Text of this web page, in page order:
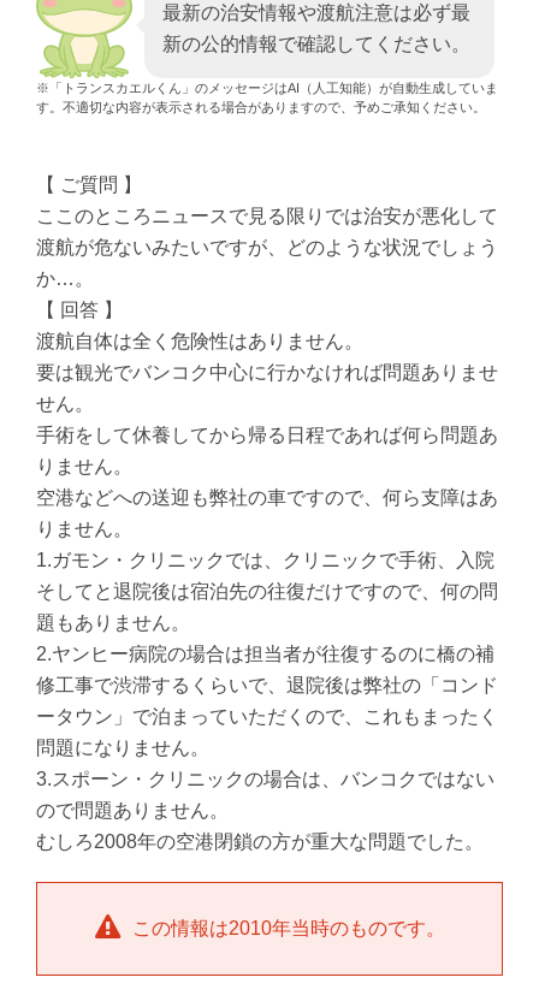
最新の治安情報や渡航注意は必ず最
新の公的情報で確認してください。
※「トランスカエルくん」のメッセージはAI（人工知能）が自動生成していま
す。不適切な内容が表示される場合がありますので、予めご承知ください。
【 ご質問 】
ここのところニュースで見る限りでは治安が悪化して
渡航が危ないみたいですが、どのような状況でしょう
か…。
【 回答 】
渡航自体は全く危険性はありません。
要は観光でバンコク中心に行かなければ問題ありませ
せん。
手術をして休養してから帰る日程であれば何ら問題あ
りません。
空港などへの送迎も弊社の車ですので、何ら支障はあ
りません。
1.ガモン・クリニックでは、クリニックで手術、入院
そしてと退院後は宿泊先の往復だけですので、何の問
題もありません。
2.ヤンヒー病院の場合は担当者が往復するのに橋の補
修工事で渋滞するくらいで、退院後は弊社の「コンド
ータウン」で泊まっていただくので、これもまったく
問題になりません。
3.スポーン・クリニックの場合は、バンコクではない
ので問題ありません。
むしろ2008年の空港閉鎖の方が重大な問題でした。
この情報は2010年当時のものです。